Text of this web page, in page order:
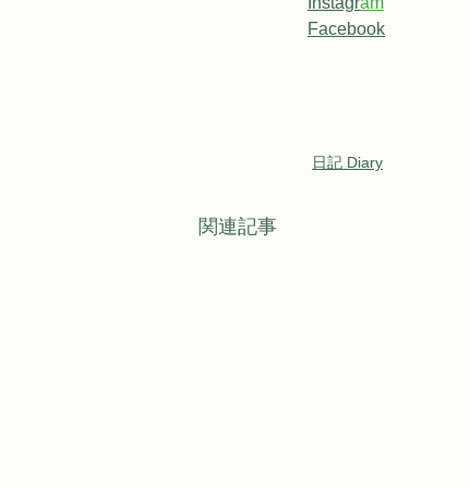
Facebook
日記 Diary
関連記事